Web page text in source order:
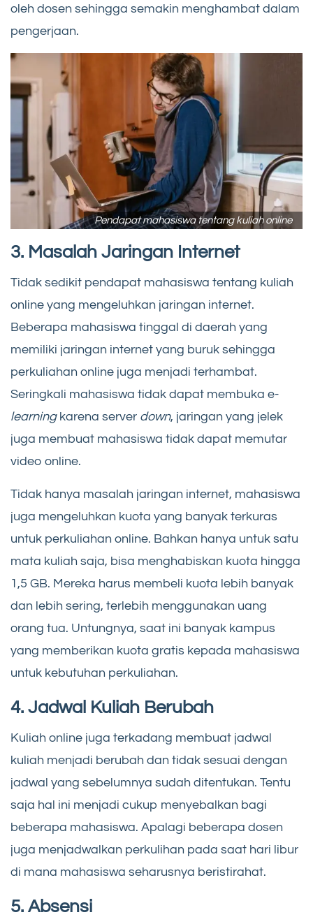
oleh dosen sehingga semakin menghambat dalam
pengerjaan.
Pendapat mahasiswa tentang kuliah online
3. Masalah Jaringan Internet
Tidak sedikit pendapat mahasiswa tentang kuliah
online yang mengeluhkan jaringan internet.
Beberapa mahasiswa tinggal di daerah yang
memiliki jaringan internet yang buruk sehingga
perkuliahan online juga menjadi terhambat.
Seringkali mahasiswa tidak dapat membuka e-
learningkarena server down, jaringan yang jelek
juga membuat mahasiswa tidak dapat memutar
video online.
Tidak hanya masalah jaringan internet, mahasiswa
juga mengeluhkan kuota yang banyak terkuras
untuk perkuliahan online. Bahkan hanya untuk satu
mata kuliah saja, bisa menghabiskan kuota hingga
1,5 GB. Mereka harus membeli kuota lebih banyak
dan lebih sering, terlebih menggunakan uang
orang tua. Untungnya, saat ini banyak kampus
yang memberikan kuota gratis kepada mahasiswa
untuk kebutuhan perkuliahan.
4. Jadwal Kuliah Berubah
Kuliah online juga terkadang membuat jadwal
kuliah menjadi berubah dan tidak sesuai dengan
jadwal yang sebelumnya sudah ditentukan. Tentu
saja hal ini menjadi cukup menyebalkan bagi
beberapa mahasiswa. Apalagi beberapa dosen
juga menjadwalkan perkulihan pada saat hari libur
di mana mahasiswa seharusnya beristirahat.
5. Absensi